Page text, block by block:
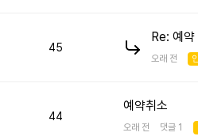
45
Re: 예약
오래 전
44
예약취소
오래 전 댓글 1